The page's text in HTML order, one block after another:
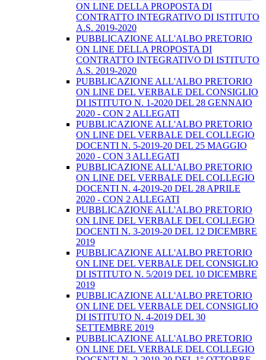
ON LINE DELLA PROPOSTA DI
CONTRATTO INTEGRATIVO DI ISTITUTO
A.S. 2019-2020
PUBBLICAZIONE ALL'ALBO PRETORIO
ON LINE DELLA PROPOSTA DI
CONTRATTO INTEGRATIVO DI ISTITUTO
A.S. 2019-2020
PUBBLICAZIONE ALL'ALBO PRETORIO
ON LINE DEL VERBALE DEL CONSIGLIO
DI ISTITUTO N. 1-2020 DEL 28 GENNAIO
2020 - CON 2 ALLEGATI
PUBBLICAZIONE ALL'ALBO PRETORIO
ON LINE DEL VERBALE DEL COLLEGIO
DOCENTI N. 5-2019-20 DEL 25 MAGGIO
2020 - CON 3 ALLEGATI
PUBBLICAZIONE ALL'ALBO PRETORIO
ON LINE DEL VERBALE DEL COLLEGIO
DOCENTI N. 4-2019-20 DEL 28 APRILE
2020 - CON 2 ALLEGATI
PUBBLICAZIONE ALL'ALBO PRETORIO
ON LINE DEL VERBALE DEL COLLEGIO
DOCENTI N. 3-2019-20 DEL 12 DICEMBRE
2019
PUBBLICAZIONE ALL'ALBO PRETORIO
ON LINE DEL VERBALE DEL CONSIGLIO
DI ISTITUTO N. 5/2019 DEL 10 DICEMBRE
2019
PUBBLICAZIONE ALL'ALBO PRETORIO
ON LINE DEL VERBALE DEL CONSIGLIO
DI ISTITUTO N. 4-2019 DEL 30
SETTEMBRE 2019
PUBBLICAZIONE ALL'ALBO PRETORIO
ON LINE DEL VERBALE DEL COLLEGIO